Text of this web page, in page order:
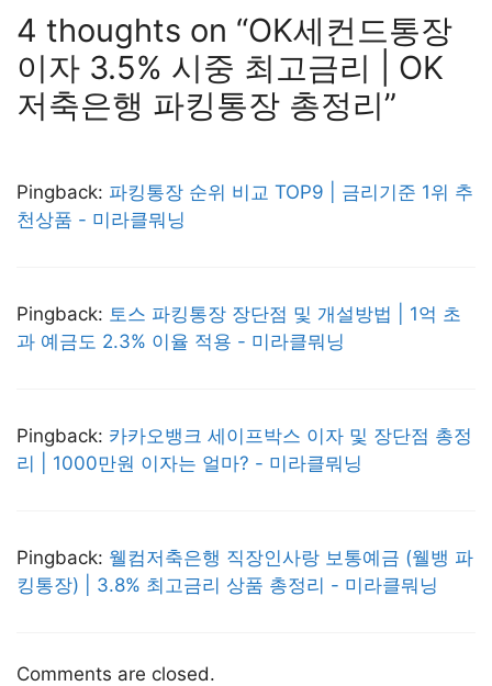
4 thoughts on “OK세컨드통장
이자 3.5% 시중 최고금리 | OK
저축은행 파킹통장 총정리”
Pingback: 파킹통장 순위 비교 TOP9 | 금리기준 1위 추
천상품 - 미라클뭐닝
Pingback: 토스 파킹통장 장단점 및 개설방법 | 1억 초
과 예금도 2.3% 이율 적용 - 미라클뭐닝
Pingback: 카카오뱅크 세이프박스 이자 및 장단점 총정
리 | 1000만원 이자는 얼마? - 미라클뭐닝
Pingback: 웰컴저축은행 직장인사랑 보통예금 (웰뱅 파
킹통장) | 3.8% 최고금리 상품 총정리 - 미라클뭐닝
Comments are closed.